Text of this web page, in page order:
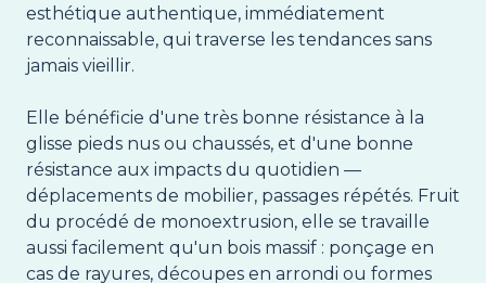
esthétique authentique, immédiatement
reconnaissable, qui traverse les tendances sans
jamais vieillir.
Elle bénéficie d'une très bonne résistance à la
glisse pieds nus ou chaussés, et d'une bonne
résistance aux impacts du quotidien —
déplacements de mobilier, passages répétés. Fruit
du procédé de monoextrusion, elle se travaille
aussi facilement qu'un bois massif : ponçage en
cas de rayures, découpes en arrondi ou formes